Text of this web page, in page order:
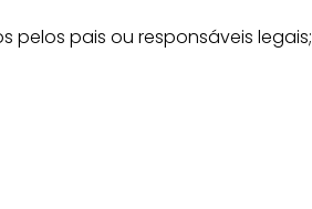
pelos pais ou responsáveis legais;